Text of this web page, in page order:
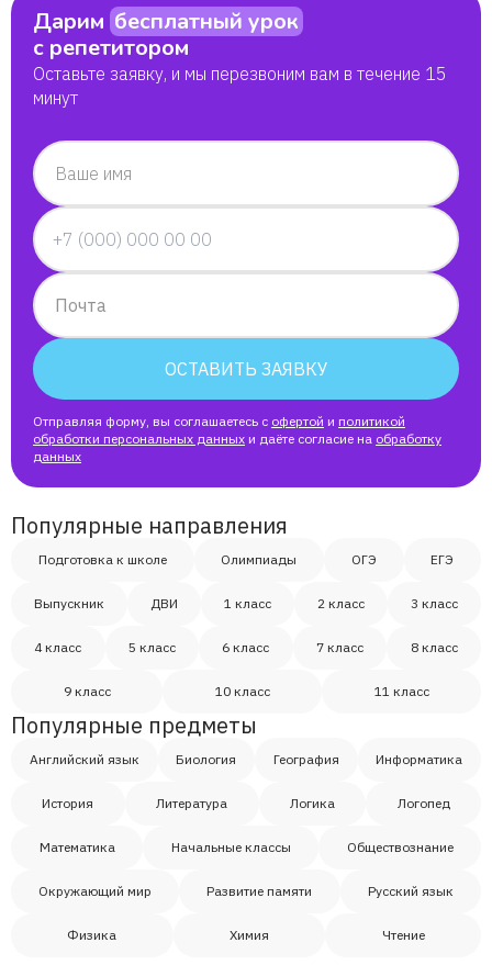
Тамара
Костя
Михаил
Арина
Полина
Полина
Владислав Николаев
Камилла
София, мама Анна
Дарим бесплатный урок
с репетитором
Оставьте заявку, и мы перезвоним вам в течение 15
минут
Ваше имя
Почта
ОСТАВИТЬ ЗАЯВКУ
Отправляя форму, вы соглашаетесь с офертой и политикой
обработки персональных данных и даёте согласие на обработку
данных
Популярные направления
Подготовка к школе Олимпиады ОГЭ ЕГЭ
Выпускник ДВИ 1 класс 2 класс 3 класс
4 класс 5 класс 6 класс 7 класс 8 класс
9 класс 10 класс 11 класс
Популярные предметы
Английский язык Биология География Информатика
История Литература Логика Логопед
Математика Начальные классы Обществознание
Окружающий мир Развитие памяти Русский язык
Физика Химия Чтение